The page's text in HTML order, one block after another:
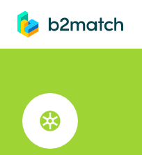
springen